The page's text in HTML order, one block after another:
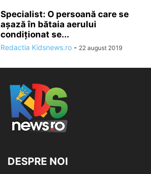
Specialist: O persoană care se
aşază în bătaia aerului
condiţionat se...
Redactia Kidsnews.ro - 22 august 2019
DESPRE NOI